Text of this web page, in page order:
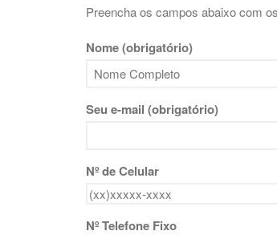
Preencha os campos abaixo com
Nome (obrigatório)
Seu e-mail (obrigatório)
Nº de Celular
Nº Telefone Fixo